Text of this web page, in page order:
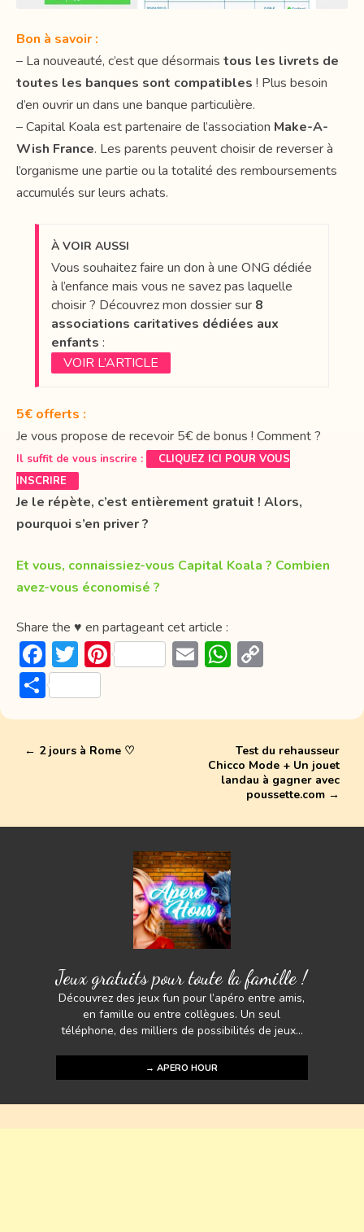
Bon à savoir :
– La nouveauté, c’est que désormais tous les livrets de
toutes les banques sont compatibles ! Plus besoin
d’en ouvrir un dans une banque particulière.
– Capital Koala est partenaire de l’association Make-A-
Wish France. Les parents peuvent choisir de reverser à
l’organisme une partie ou la totalité des remboursements
accumulés sur leurs achats.
À VOIR AUSSI
Vous souhaitez faire un don à une ONG dédiée
à l’enfance mais vous ne savez pas laquelle
choisir ? Découvrez mon dossier sur 8
associations caritatives dédiées aux
enfants :
VOIR L’ARTICLE
5€ offerts :
Je vous propose de recevoir 5€ de bonus ! Comment ?
Il suffit de vous inscrire :
CLIQUEZ ICI POUR VOUS
INSCRIRE
Je le répète, c’est entièrement gratuit ! Alors,
pourquoi s’en priver ?
Et vous, connaissiez-vous Capital Koala ? Combien
avez-vous économisé ?
Share the ♥ en partageant cet article :
F
ac
e
o
T
w
itt
Pi
st
E W
A
p
Li
n
k
P
ar
ta
g
← 2 jours à Rome ♡
Test du rehausseur
Chicco Mode + Un jouet
landau à gagner avec
poussette.com →
Jeux gratuits pour toute la famille !
Découvrez des jeux fun pour l’apéro entre amis,
en famille ou entre collègues. Un seul
téléphone, des milliers de possibilités de jeux...
→ APERO HOUR